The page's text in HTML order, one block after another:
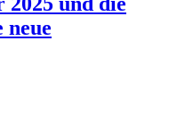
neue